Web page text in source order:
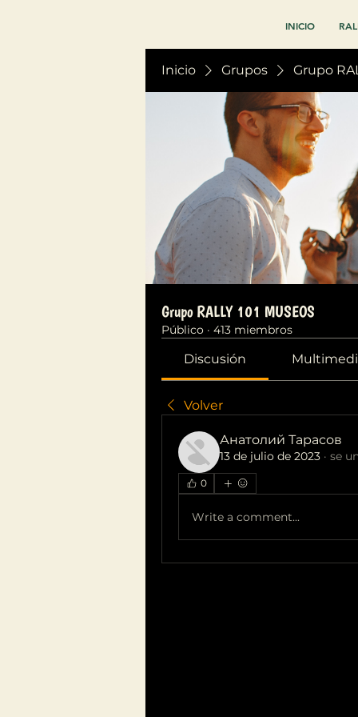
INICIO
Inicio Grupos Grupo
Grupo RALLY 101 MUSEOS
Público · 413 miembros
Discusión
Volver
Анатолий Тарасов
13 de julio de 2023 · se
0
Write a comment...